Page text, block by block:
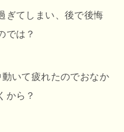
ぎてしまい、後で後悔
では？
いて疲れたのでおなか
から？